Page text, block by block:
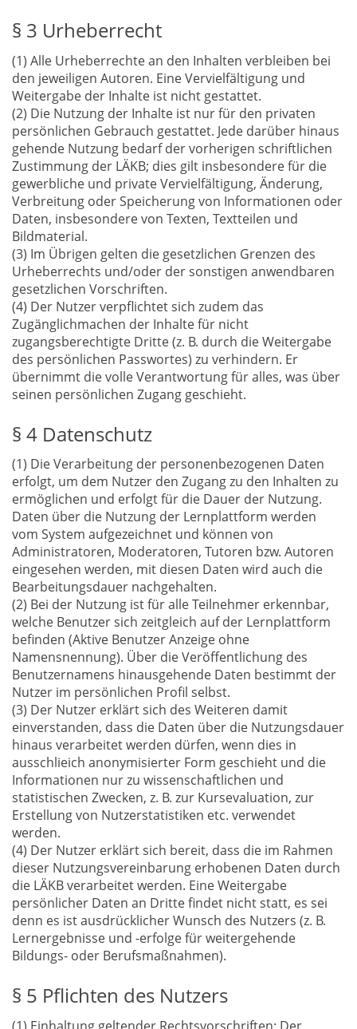
§ 3 Urheberrecht
(1) Alle Urheberrechte an den Inhalten verbleiben bei
den jeweiligen Autoren. Eine Vervielfältigung und
Weitergabe der Inhalte ist nicht gestattet.
(2) Die Nutzung der Inhalte ist nur für den privaten
persönlichen Gebrauch gestattet. Jede darüber hinaus
gehende Nutzung bedarf der vorherigen schriftlichen
Zustimmung der LÄKB; dies gilt insbesondere für die
gewerbliche und private Vervielfältigung, Änderung,
Verbreitung oder Speicherung von Informationen oder
Daten, insbesondere von Texten, Textteilen und
Bildmaterial.
(3) Im Übrigen gelten die gesetzlichen Grenzen des
Urheberrechts und/oder der sonstigen anwendbaren
gesetzlichen Vorschriften.
(4) Der Nutzer verpflichtet sich zudem das
Zugänglichmachen der Inhalte für nicht
zugangsberechtigte Dritte (z. B. durch die Weitergabe
des persönlichen Passwortes) zu verhindern. Er
übernimmt die volle Verantwortung für alles, was über
seinen persönlichen Zugang geschieht.
§ 4 Datenschutz
(1) Die Verarbeitung der personenbezogenen Daten
erfolgt, um dem Nutzer den Zugang zu den Inhalten zu
ermöglichen und erfolgt für die Dauer der Nutzung.
Daten über die Nutzung der Lernplattform werden
vom System aufgezeichnet und können von
Administratoren, Moderatoren, Tutoren bzw. Autoren
eingesehen werden, mit diesen Daten wird auch die
Bearbeitungsdauer nachgehalten.
(2) Bei der Nutzung ist für alle Teilnehmer erkennbar,
welche Benutzer sich zeitgleich auf der Lernplattform
befinden (Aktive Benutzer Anzeige ohne
Namensnennung). Über die Veröffentlichung des
Benutzernamens hinausgehende Daten bestimmt der
Nutzer im persönlichen Profil selbst.
(3) Der Nutzer erklärt sich des Weiteren damit
einverstanden, dass die Daten über die Nutzungsdauer
hinaus verarbeitet werden dürfen, wenn dies in
ausschlieich anonymisierter Form geschieht und die
Informationen nur zu wissenschaftlichen und
statistischen Zwecken, z. B. zur Kursevaluation, zur
Erstellung von Nutzerstatistiken etc. verwendet
werden.
(4) Der Nutzer erklärt sich bereit, dass die im Rahmen
dieser Nutzungsvereinbarung erhobenen Daten durch
die LÄKB verarbeitet werden. Eine Weitergabe
persönlicher Daten an Dritte findet nicht statt, es sei
denn es ist ausdrücklicher Wunsch des Nutzers (z. B.
Lernergebnisse und -erfolge für weitergehende
Bildungs- oder Berufsmaßnahmen).
§ 5 Pflichten des Nutzers
(1) Einhaltung geltender Rechtsvorschriften: Der